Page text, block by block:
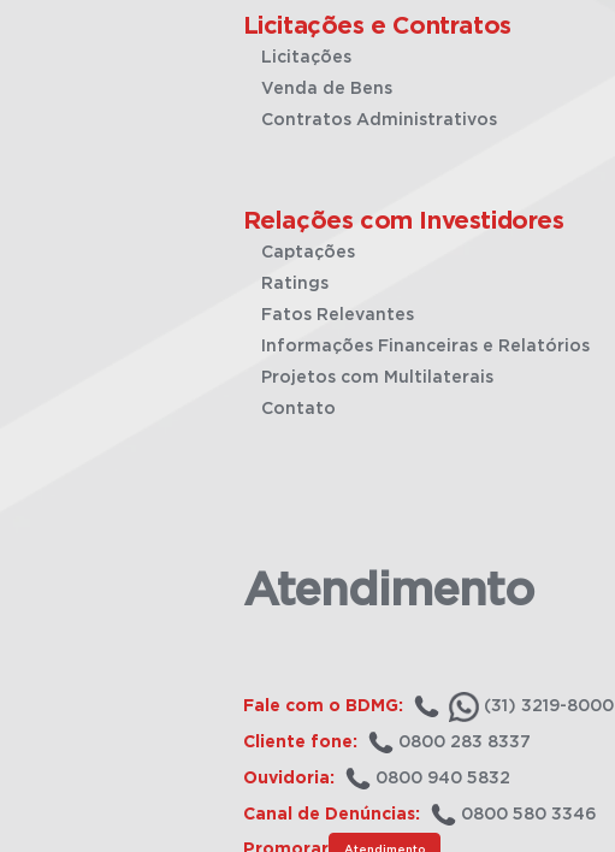
Licitações e Contratos
Licitações
Venda de Bens
Contratos Administrativos
Relações com Investidores
Captações
Ratings
Fatos Relevantes
Informações Financeiras e Relatórios
Projetos com Multilaterais
Contato
Atendimento
Fale com o BDMG: (31) 3219-8000
Cliente fone: 0800 283 8337
Ouvidoria: 0800 940 5832
Canal de Denúncias: 0800 580 3346
Atendimento